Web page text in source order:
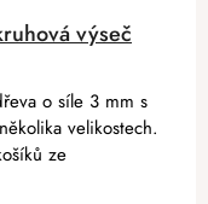
výseč
o síle 3 mm s
velikostech.
ze